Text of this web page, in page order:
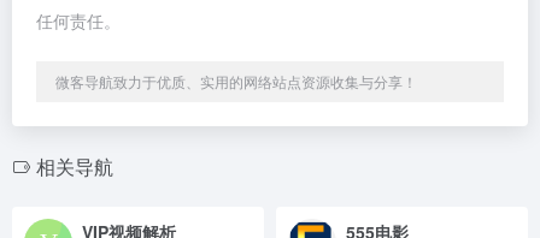
任何责任。
微客导航致力于优质、实用的网络站点资源收集与分享！
相关导航
VIP视频解析 555电影